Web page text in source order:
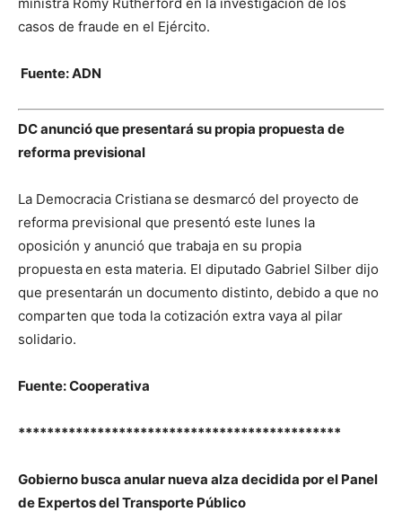
casos de fraude en el Ejército.
Fuente: ADN
DC anunció que presentará su propia propuesta de
reforma previsional
La Democracia Cristiana se desmarcó del proyecto de
reforma previsional que presentó este lunes la
oposición y anunció que trabaja en su propia
propuestaen esta materia. El diputado Gabriel Silber dijo
que presentarán un documento distinto, debido a que no
comparten que toda la cotización extra vaya al pilar
solidario.
Fuente: Cooperativa
*********************************************
Gobierno busca anular nueva alza decidida por el Panel
de Expertos del Transporte Público